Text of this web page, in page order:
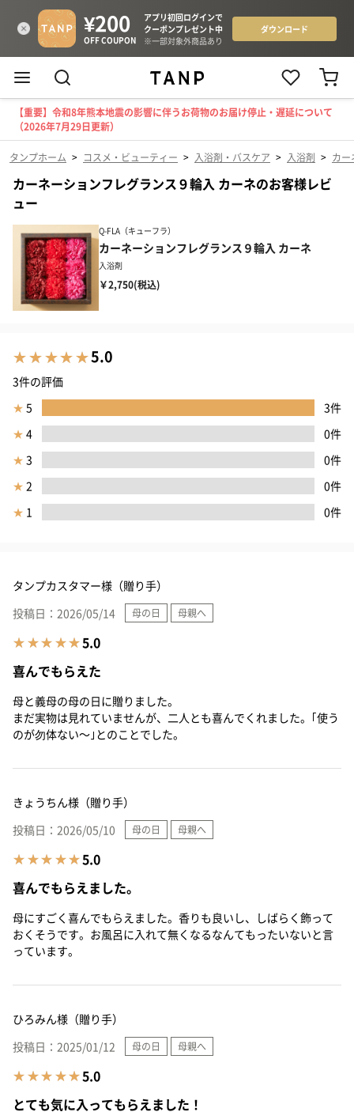
【重要】令和8年熊本地震の影響に伴うお荷物のお届け停止・遅延について
（2026年7月29日更新）
タンプホーム > コスメ・ビューティー > 入浴剤・バスケア > 入浴剤 > カー
カーネーションフレグランス９輪入 カーネのお客様レビ
ュー
Q-FLA（キューフラ）
カーネーションフレグランス９輪入 カーネ
入浴剤
￥2,750(税込)
5.0
3件の評価
★ 5
3件
★ 4
0件
★ 3
0件
★ 2
0件
★ 1 0件